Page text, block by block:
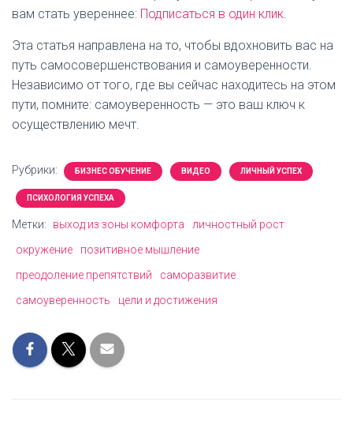
вам стать увереннее: Подписаться в один клик.
Эта статья направлена на то, чтобы вдохновить вас на
путь самосовершенствования и самоуверенности.
Независимо от того, где вы сейчас находитесь на этом
пути, помните: самоуверенность — это ваш ключ к
осуществлению мечт.
Рубрики: БИЗНЕС ОБУЧЕНИЕ ВИДЕО ЛИЧНЫЙ УСПЕХ
ПСИХОЛОГИЯ УСПЕХА
Метки: выход из зоны комфорта
личностный рост
окружение
позитивное мышление
преодоление препятствий
саморазвитие
самоуверенность
цели и достижения